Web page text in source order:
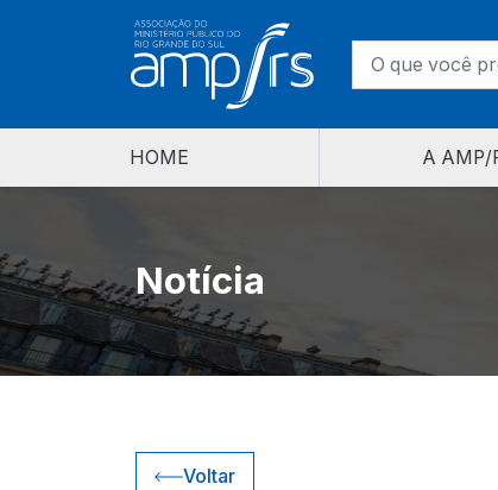
HOME A AMP/
Notícia
Voltar